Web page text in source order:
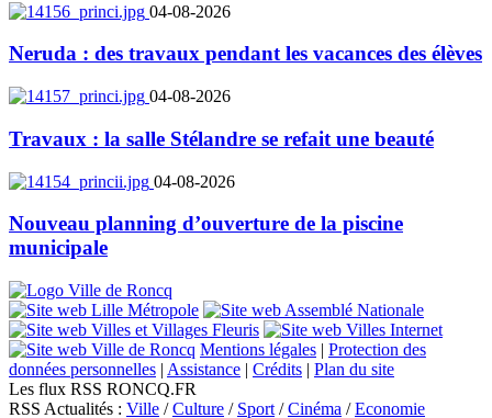
04-08-2026
Neruda : des travaux pendant les vacances des élèves
04-08-2026
Travaux : la salle Stélandre se refait une beauté
04-08-2026
Nouveau planning d’ouverture de la piscine
municipale
Mentions légales | Protection des
données personnelles | Assistance | Crédits | Plan du site
Les flux RSS RONCQ.FR
RSS Actualités : Ville /Culture / Sport /Cinéma /Economie